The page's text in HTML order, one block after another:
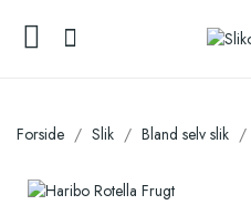
Forside Slik Bland selv slik